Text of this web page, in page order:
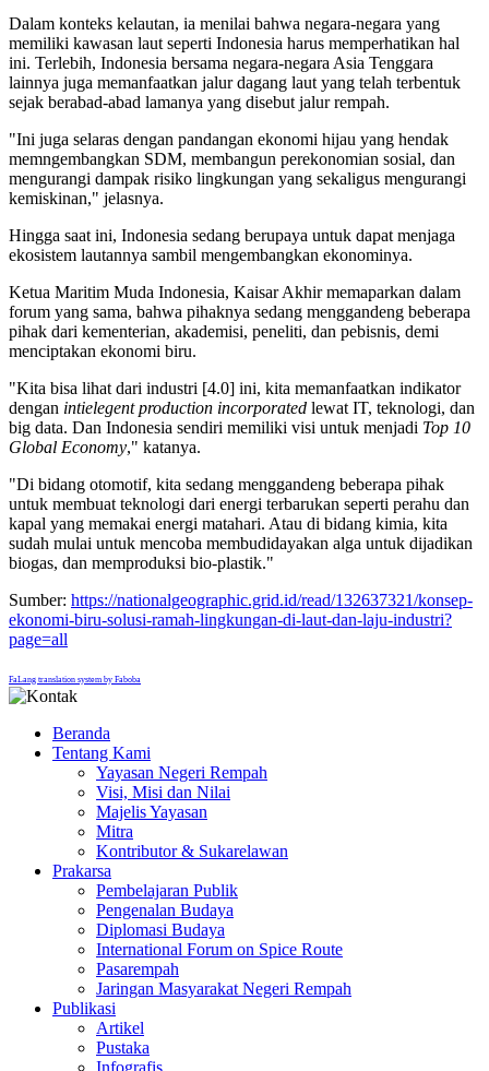
Dalam konteks kelautan, ia menilai bahwa negara-negara yang
memiliki kawasan laut seperti Indonesia harus memperhatikan hal
ini. Terlebih, Indonesia bersama negara-negara Asia Tenggara
lainnya juga memanfaatkan jalur dagang laut yang telah terbentuk
sejak berabad-abad lamanya yang disebut jalur rempah.
"Ini juga selaras dengan pandangan ekonomi hijau yang hendak
memngembangkan SDM, membangun perekonomian sosial, dan
mengurangi dampak risiko lingkungan yang sekaligus mengurangi
kemiskinan," jelasnya.
Hingga saat ini, Indonesia sedang berupaya untuk dapat menjaga
ekosistem lautannya sambil mengembangkan ekonominya.
Ketua Maritim Muda Indonesia, Kaisar Akhir memaparkan dalam
forum yang sama, bahwa pihaknya sedang menggandeng beberapa
pihak dari kementerian, akademisi, peneliti, dan pebisnis, demi
menciptakan ekonomi biru.
"Kita bisa lihat dari industri [4.0] ini, kita memanfaatkan indikator
dengan intielegent production incorporated lewat IT, teknologi, dan
big data. Dan Indonesia sendiri memiliki visi untuk menjadi Top 10
Global Economy," katanya.
"Di bidang otomotif, kita sedang menggandeng beberapa pihak
untuk membuat teknologi dari energi terbarukan seperti perahu dan
kapal yang memakai energi matahari. Atau di bidang kimia, kita
sudah mulai untuk mencoba membudidayakan alga untuk dijadikan
biogas, dan memproduksi bio-plastik."
Sumber: https://nationalgeographic.grid.id/read/132637321/konsep-
ekonomi-biru-solusi-ramah-lingkungan-di-laut-dan-laju-industri?
page=all
FaLang translation system by Faboba
Beranda
Tentang Kami
Yayasan Negeri Rempah
Visi, Misi dan Nilai
Majelis Yayasan
Mitra
Kontributor & Sukarelawan
Prakarsa
Pembelajaran Publik
Pengenalan Budaya
Diplomasi Budaya
International Forum on Spice Route
Pasarempah
Jaringan Masyarakat Negeri Rempah
Publikasi
Artikel
Pustaka
Infografis